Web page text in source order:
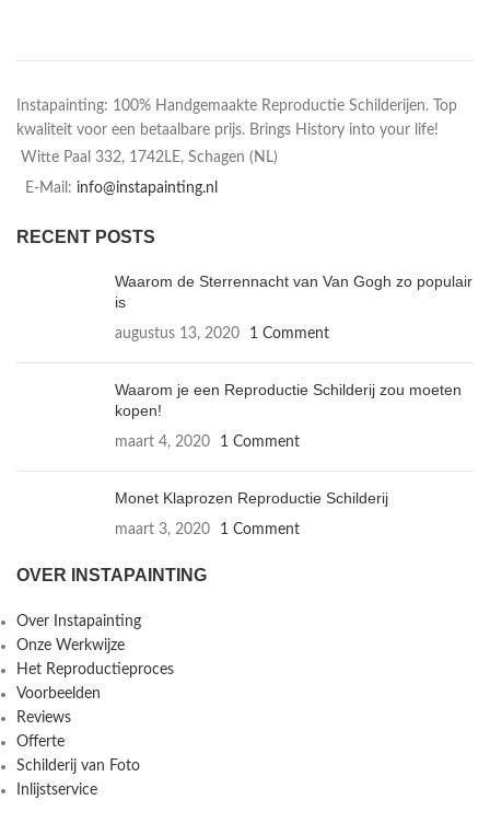
Instapainting: 100% Handgemaakte Reproductie Schilderijen. Top
kwaliteit voor een betaalbare prijs. Brings History into your life!
Witte Paal 332, 1742LE, Schagen (NL)
E-Mail: info@instapainting.nl
RECENT POSTS
Waarom de Sterrennacht van Van Gogh zo populair
is
augustus 13, 2020 1 Comment
Waarom je een Reproductie Schilderij zou moeten
kopen!
maart 4, 2020 1 Comment
Monet Klaprozen Reproductie Schilderij
maart 3, 2020 1 Comment
OVER INSTAPAINTING
Over Instapainting
Onze Werkwijze
Het Reproductieproces
Voorbeelden
Reviews
Offerte
Schilderij van Foto
Inlijstservice